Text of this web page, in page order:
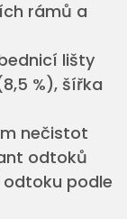
rámů a
lišty
%), šířka
nečistot
odtoků
podle